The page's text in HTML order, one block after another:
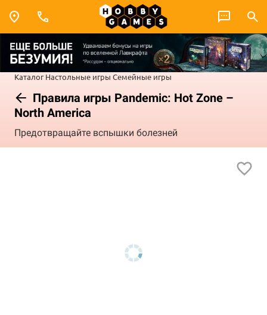
Каталог Настольные игры Семейные игры
Правила игры Pandemic: Hot Zone –
North America
Предотвращайте вспышки болезней